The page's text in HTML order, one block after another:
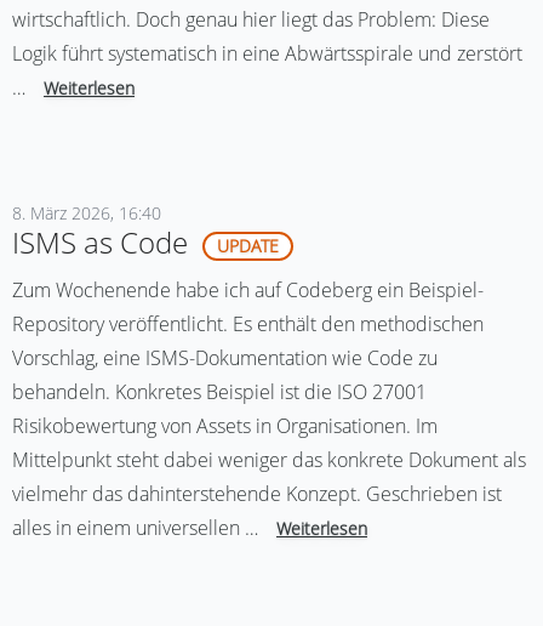
wirtschaftlich. Doch genau hier liegt das Problem: Diese
Logik führt systematisch in eine Abwärtsspirale und zerstört
…
Weiterlesen
8. März 2026, 16:40
ISMS as Code UPDATE
Zum Wochenende habe ich auf Codeberg ein Beispiel-
Repository veröffentlicht. Es enthält den methodischen
Vorschlag, eine ISMS-Dokumentation wie Code zu
behandeln. Konkretes Beispiel ist die ISO 27001
Risikobewertung von Assets in Organisationen. Im
Mittelpunkt steht dabei weniger das konkrete Dokument als
vielmehr das dahinterstehende Konzept. Geschrieben ist
alles in einem universellen …
Weiterlesen